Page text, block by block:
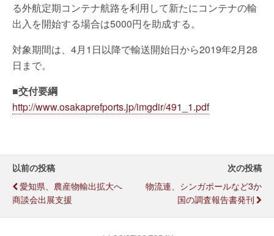
る外航定期コンテナ航路を利用して新たにコンテナの輸
出入を開始する場合は5000円を助成する。
対象期間は、4月1日以降で輸送開始日から2019年2月28
日まで。
■交付要綱
http://www.osakaprefports.jp/imgdir/491_1.pdf
以前の投稿
愛知県、農産物輸出拡大へ
商談会出展支援
次の投稿
物流連、シンガポールなど3か
国の調査報告書発刊